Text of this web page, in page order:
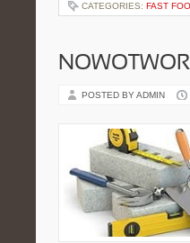
CATEGORIES: FAST
POSTED BY ADMIN